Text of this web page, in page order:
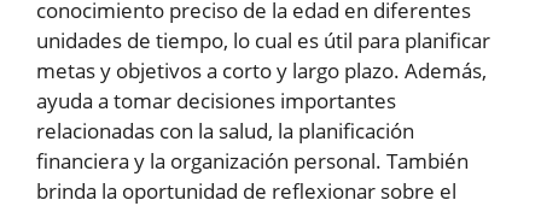
conocimiento preciso de la edad en diferentes
unidades de tiempo, lo cual es útil para planificar
metas y objetivos a corto y largo plazo. Además,
ayuda a tomar decisiones importantes
relacionadas con la salud, la planificación
financiera y la organización personal. También
brinda la oportunidad de reflexionar sobre el